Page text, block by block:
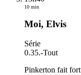
10 min
Moi, Elvis
Série
0.35.-Tout
Pinkerton fait